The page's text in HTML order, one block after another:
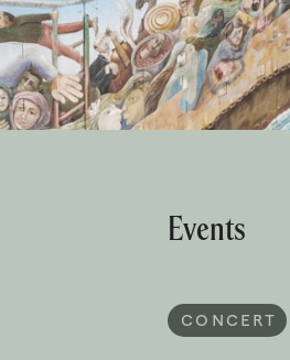
Events
CONCERT